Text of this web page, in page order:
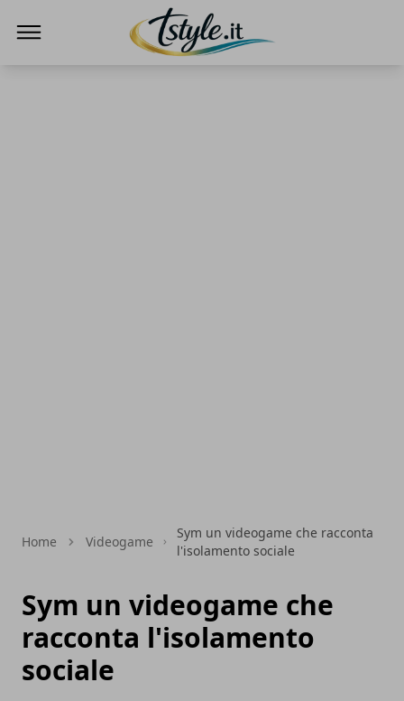
Home Videogame
Sym un videogame che racconta
l'isolamento sociale
Sym un videogame che
racconta l'isolamento
sociale